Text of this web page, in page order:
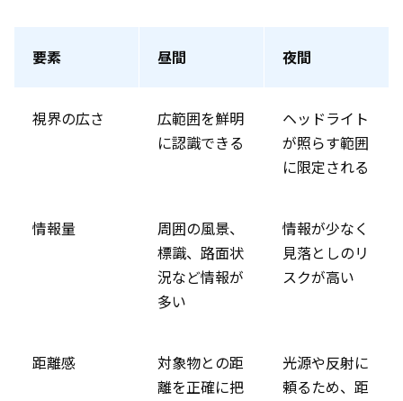
要素 昼間 夜間
視界の広さ
広範囲を鮮明
に認識できる
ヘッドライト
が照らす範囲
に限定される
情報量
周囲の風景、
標識、路面状
況など情報が
多い
情報が少なく
見落としのリ
スクが高い
距離感
対象物との距
離を正確に把
光源や反射に
頼るため、距